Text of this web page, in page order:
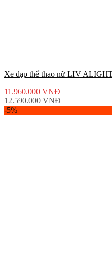
Xe đạp thể thao nữ LIV
11.960.000 VNĐ
12.590.000VNĐ
-5%